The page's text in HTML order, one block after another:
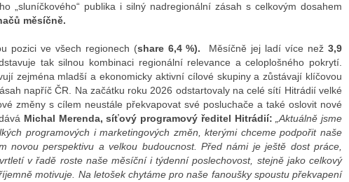
„sluníčkového“ publika i silný nadregionální zásah s celkovým dosahem
měsíčně.
pozici ve všech regionech (share 6,4 %). Měsíčně jej ladí více než3,9
tak silnou kombinaci regionální relevance a celoplošného pokrytí.
zejména mladší a ekonomicky aktivní cílové skupiny a zůstávají klíčovou
napříč ČR. Na začátku roku 2026 odstartovaly na celé sítí Hitrádií velké
změny s cílem neustále překvapovat své posluchače a také oslovit nové
Michal Merenda, síťový programový ředitel Hitrádií:„Aktuálně jsme
programových i marketingových změn, kterými chceme podpořit naše
novou perspektivu a velkou budoucnost. Před námi je ještě dost práce,
v řadě roste naše měsíční i týdenní poslechovost, stejně jako celkový
motivuje. Na letošek chytáme pro naše fanoušky spoustu překvapení